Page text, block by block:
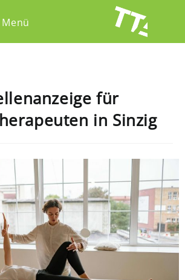
Menü
für
in Sinzig